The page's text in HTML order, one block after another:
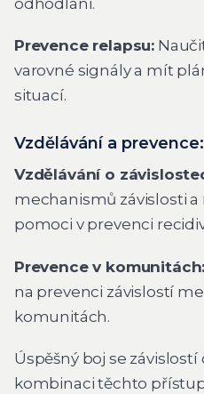
Prevence relapsu:
varovné signály a mít
situací.
Vzdělávání a prevence:
Vzdělávání o
mechanismů závislosti
pomoci v prevenci
Prevence v komunitách:
na prevenci závislostí
komunitách.
Úspěšný boj se závislostí
kombinaci těchto